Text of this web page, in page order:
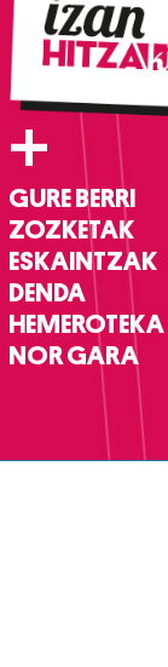
+
GURE BERRI
ZOZKETAK
ESKAINTZAK
DENDA
HEMEROTEKA
NOR GARA